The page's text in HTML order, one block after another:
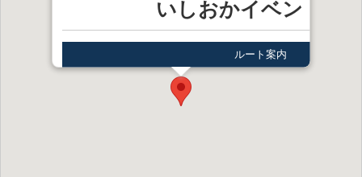
いしおかイベント広
ルート案内